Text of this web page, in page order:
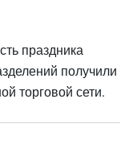
праздника
получили
торговой сети.